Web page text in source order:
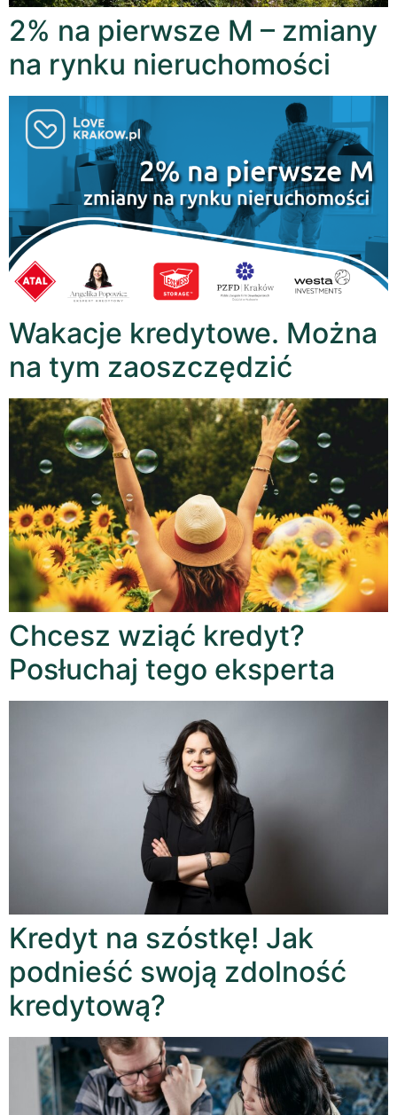
2% na pierwsze M – zmiany
na rynku nieruchomości
Wakacje kredytowe. Można
na tym zaoszczędzić
Chcesz wziąć kredyt?
Posłuchaj tego eksperta
Kredyt na szóstkę! Jak
podnieść swoją zdolność
kredytową?